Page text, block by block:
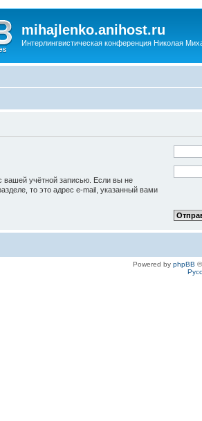
mihajlenko.anihost.ru
Интерлингвистическая конференция Николая
вашей учётной записью. Если вы не
то это адрес e-mail, указанный вами
Powered by phpBB